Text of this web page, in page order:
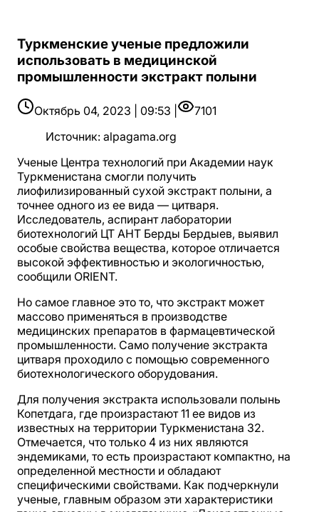
Туркменские ученые предложили
использовать в медицинской
промышленности экстракт полыни
Октябрь 04, 2023 | 09:53 |
7101
Источник: alpagama.org
Ученые Центра технологий при Академии наук
Туркменистана смогли получить
лиофилизированный сухой экстракт полыни, а
точнее одного из ее вида — цитваря.
Исследователь, аспирант лаборатории
биотехнологий ЦТ АНТ Берды Бердыев, выявил
особые свойства вещества, которое отличается
высокой эффективностью и экологичностью,
сообщили ORIENT.
Но самое главное это то, что экстракт может
массово применяться в производстве
медицинских препаратов в фармацевтической
промышленности. Само получение экстракта
цитваря проходило с помощью современного
биотехнологического оборудования.
Для получения экстракта использовали полынь
Копетдага, где произрастают 11 ее видов из
известных на территории Туркменистана 32.
Отмечается, что только 4 из них являются
эндемиками, то есть произрастают компактно, на
определенной местности и обладают
специфическими свойствами. Как подчеркнули
ученые, главным образом эти характеристики